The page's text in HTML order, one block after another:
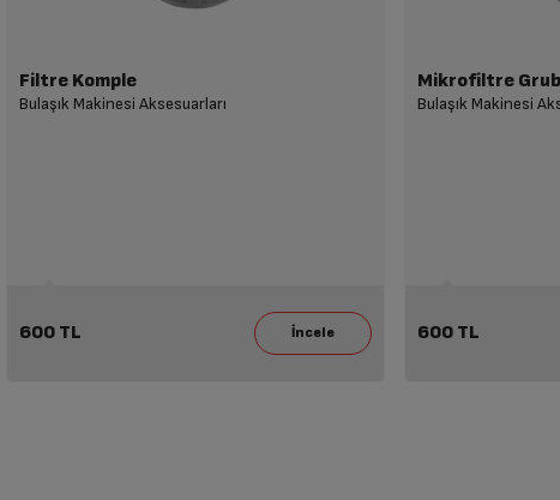
Filtre Komple
Bulaşık Makinesi Aksesuarları
600 TL
Mikrofiltre
Bulaşık Makinesi
600 TL